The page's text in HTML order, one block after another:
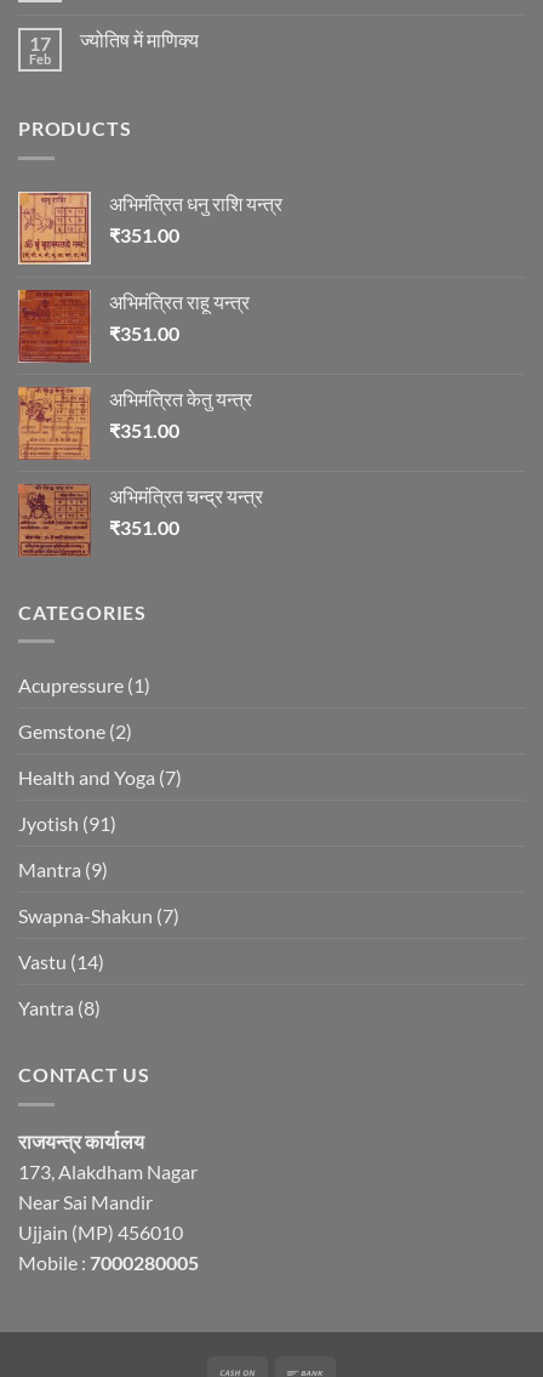
विचार
ज्योतिष
रुद्राक्ष
17
Feb
ज्योतिष में माणिक्य
में
PRODUCTS
अभिमंत्रित धनु राशि यन्त्र
₹351.00
अभिमंत्रित राहू यन्त्र
₹351.00
अभिमंत्रित केतु यन्त्र
₹351.00
अभिमंत्रित चन्द्र यन्त्र
₹351.00
CATEGORIES
Acupressure (1)
Gemstone (2)
Health and Yoga (7)
Jyotish (91)
Mantra (9)
Swapna-Shakun (7)
Vastu (14)
Yantra (8)
CONTACT US
राजयन्त्र कार्यालय
173, Alakdham Nagar
Near Sai Mandir
Ujjain (MP) 456010
Mobile : 7000280005